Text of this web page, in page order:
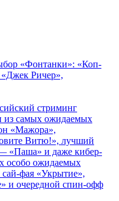
«Фонтанки»: «Коп-
«Джек Ричер»,
стриминг
из самых ожидаемых
«Мажора»,
Витю!», лучший
«Паша» и даже кибер-
особо ожидаемых
фая «Укрытие»,
и очередной спин-офф